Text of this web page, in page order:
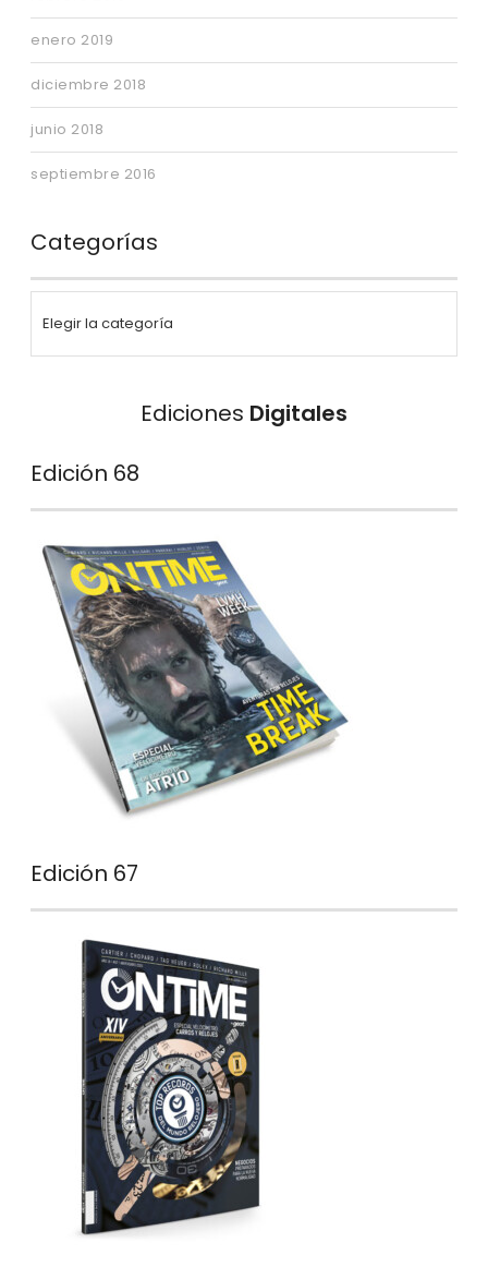
enero 2019
diciembre 2018
junio 2018
septiembre 2016
Categorías
Ediciones Digitales
Edición 68
Edición 67